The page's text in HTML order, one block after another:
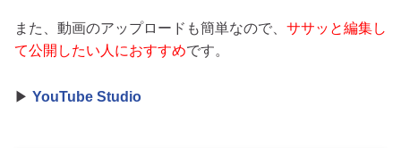
また、動画のアップロードも簡単なので、 ササッと編集し
て公開したい人におすすめです。
▶ YouTube Studio